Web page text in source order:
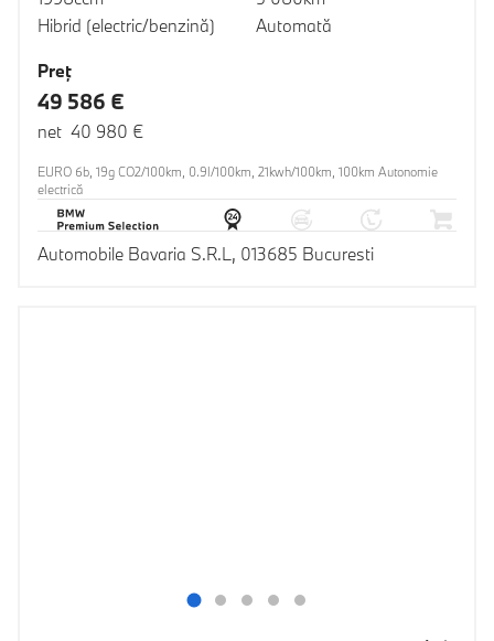
Hibrid (electric/benzină)
Automată
Preţ
49 586 €
net 40 980 €
EURO 6b, 19g CO2/100km, 0.9l/100km, 21kwh/100km, 100km Autonomie
electrică
Automobile Bavaria S.R.L, 013685 Bucuresti